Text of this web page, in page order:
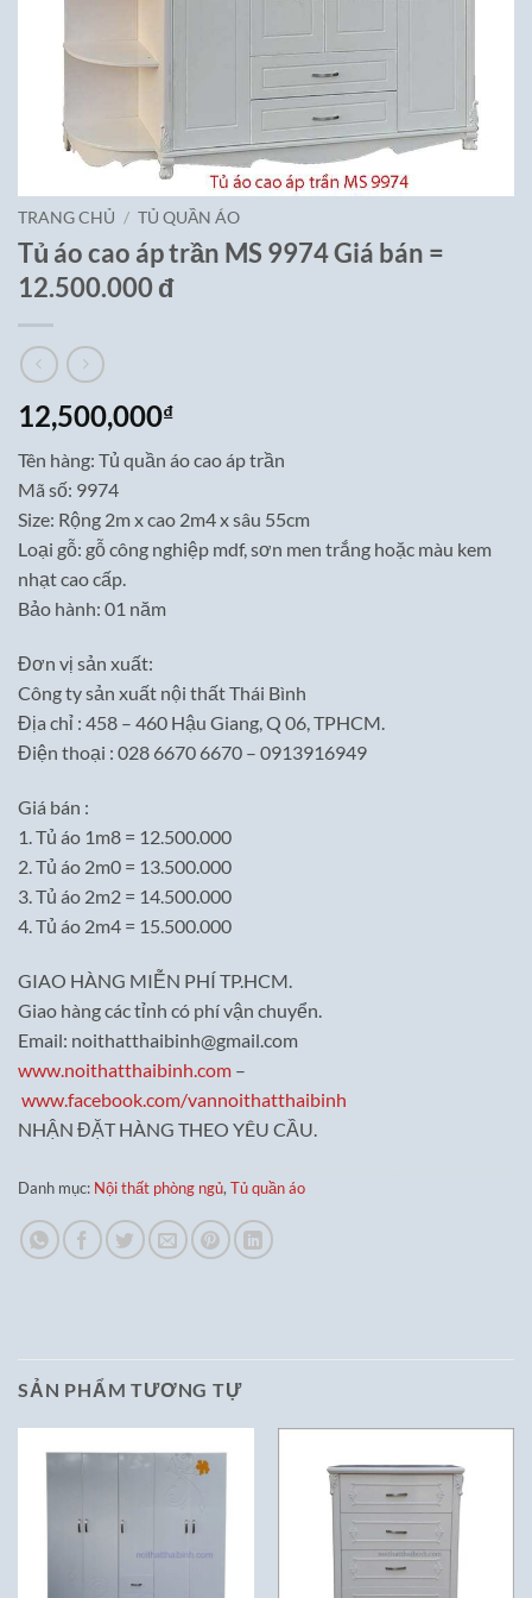
TRANG CHỦ / TỦ QUẦN ÁO
Tủ áo cao áp trần MS 9974 Giá bán =
12.500.000 đ
12,500,000₫
Tên hàng: Tủ quần áo cao áp trần
Mã số: 9974
Size: Rộng 2m x cao 2m4 x sâu 55cm
Loại gỗ: gỗ công nghiệp mdf, sơn men trắng hoặc màu kem
nhạt cao cấp.
Bảo hành: 01 năm
Đơn vị sản xuất:
Công ty sản xuất nội thất Thái Bình
Địa chỉ : 458 – 460 Hậu Giang, Q 06, TPHCM.
Điện thoại : 028 6670 6670 – 0913916949
Giá bán :
1. Tủ áo 1m8 = 12.500.000
2. Tủ áo 2m0 = 13.500.000
3. Tủ áo 2m2 = 14.500.000
4. Tủ áo 2m4 = 15.500.000
GIAO HÀNG MIỄN PHÍ TP.HCM.
Giao hàng các tỉnh có phí vận chuyển.
Email: noithatthaibinh@gmail.com
www.noithatthaibinh.com –
www.facebook.com/vannoithatthaibinh
NHẬN ĐẶT HÀNG THEO YÊU CẦU.
Danh mục: Nội thất phòng ngủ, Tủ quần áo
SẢN PHẨM TƯƠNG TỰ